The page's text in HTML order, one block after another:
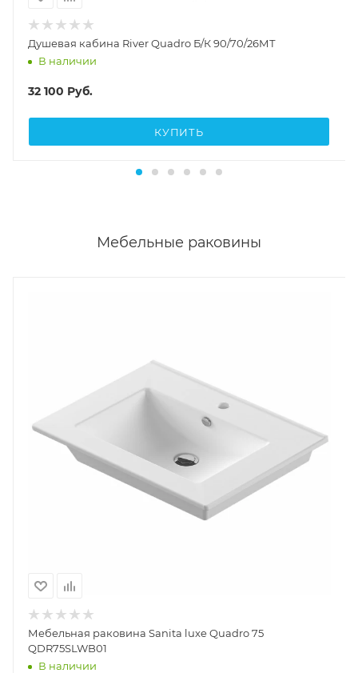
Душевая кабина River Quadro Б/К 90/70/26МТ
В наличии
32 100 Руб.
КУПИТЬ
Мебельные раковины
Мебельная раковина Sanita luxe Quadro 75
QDR75SLWB01
В наличии